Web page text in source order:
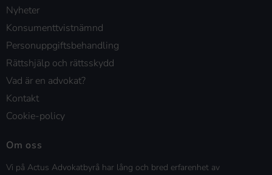
Nyheter
Konsumenttvistnämnd
Personuppgiftsbehandling
Rättshjälp och rättsskydd
Vad är en advokat?
Kontakt
Cookie-policy
Om oss
Vi på Actus Advokatbyrå har lång och bred erfarenhet av